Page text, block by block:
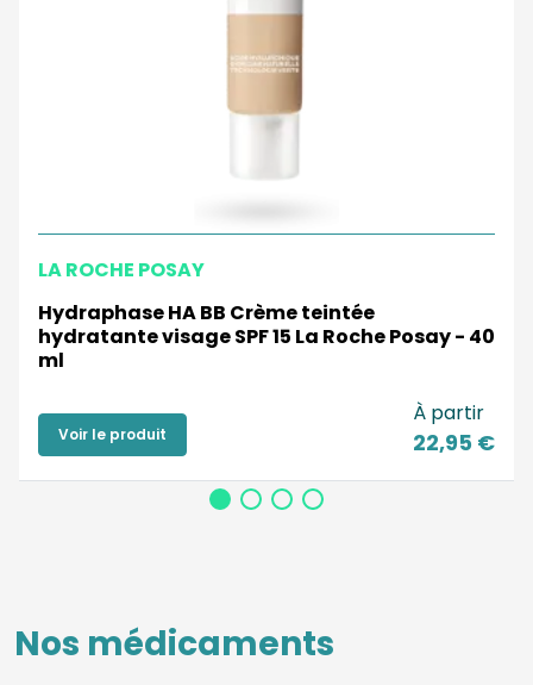
LA ROCHE POSAY
Hydraphase HA BB Crème teintée
hydratante visage SPF 15 La Roche Posay - 40
ml
Voir le produit
À partir
22,95 €
Nos médicaments